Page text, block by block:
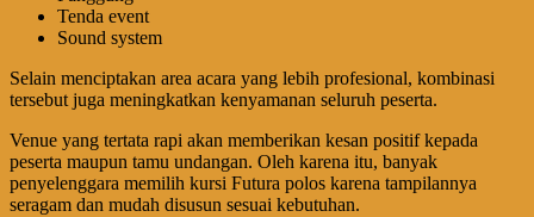
Tenda event
Sound system
Selain menciptakan area acara yang lebih profesional, kombinasi
tersebut juga meningkatkan kenyamanan seluruh peserta.
Venue yang tertata rapi akan memberikan kesan positif kepada
peserta maupun tamu undangan. Oleh karena itu, banyak
penyelenggara memilih kursi Futura polos karena tampilannya
seragam dan mudah disusun sesuai kebutuhan.